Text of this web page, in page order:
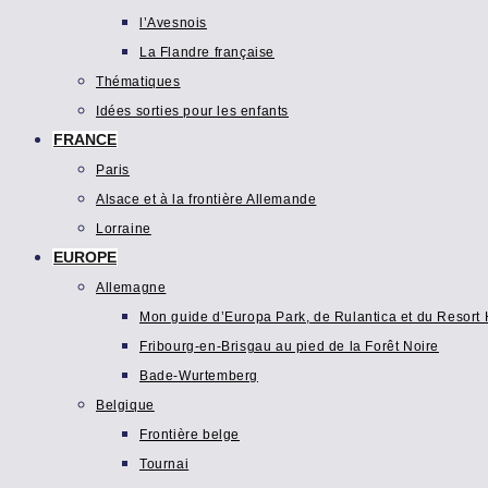
l’Avesnois
La Flandre française
Thématiques
Idées sorties pour les enfants
FRANCE
Paris
Alsace et à la frontière Allemande
Lorraine
EUROPE
Allemagne
Mon guide d’Europa Park, de Rulantica et du Resort
Fribourg-en-Brisgau au pied de la Forêt Noire
Bade-Wurtemberg
Belgique
Frontière belge
Tournai